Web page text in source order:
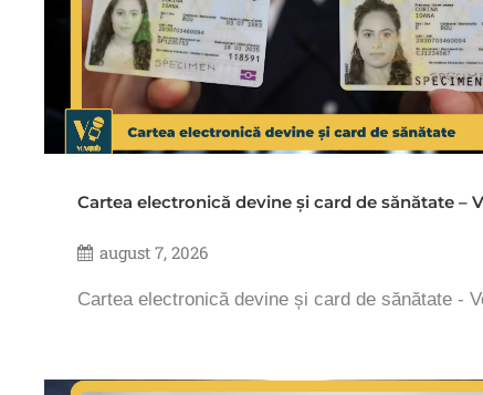
Cartea electronică devine și card de sănătate –
august 7, 2026
Cartea electronică devine și card de sănătate -